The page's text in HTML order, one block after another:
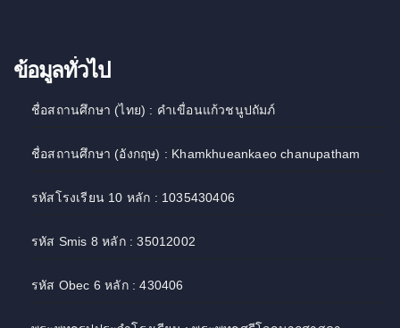
ข้อมูลทั่วไป
ชื่อสถานศึกษา (ไทย) : คำเขื่อนแก้วชนูปถัมภ์
ชื่อสถานศึกษา (อังกฤษ) : Khamkhueankaeo chanupatham
รหัสโรงเรียน 10 หลัก : 1035430406
รหัส Smis 8 หลัก : 35012002
รหัส Obec 6 หลัก : 430406